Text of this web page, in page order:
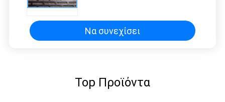
Να συνεχίσει
Top Προϊόντα